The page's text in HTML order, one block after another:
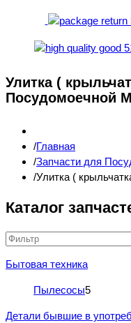
Улитка (
Посудомоечной
Главная
Запчасти для
Улитка (
Каталог
Бытовая техника
Пылесосы5
Детали бывшие в